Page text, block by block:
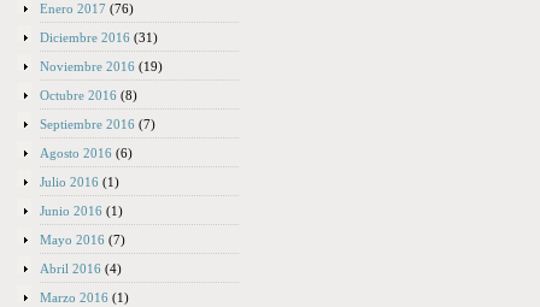
Enero 2017 (76)
Diciembre 2016 (31)
Noviembre 2016 (19)
Octubre 2016 (8)
Septiembre 2016 (7)
Agosto 2016 (6)
Julio 2016 (1)
Junio 2016 (1)
Mayo 2016 (7)
Abril 2016 (4)
Marzo 2016 (1)